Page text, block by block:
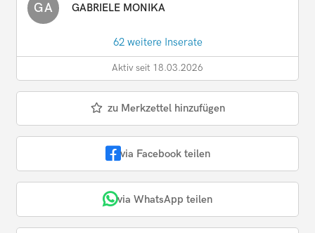
GA GABRIELE MONIKA
62 weitere Inserate
Aktiv seit 18.03.2026
zu Merkzettel hinzufügen
via Facebook teilen
via WhatsApp teilen